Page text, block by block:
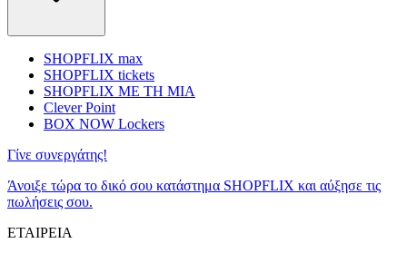
SHOPFLIX max
SHOPFLIX tickets
SHOPFLIX ΜΕ ΤΗ ΜΙΑ
Clever Point
BOX NOW Lockers
Γίνε συνεργάτης!
Άνοιξε τώρα το δικό σου κατάστημα SHOPFLIX και αύξησε τις
πωλήσεις σου.
ΕΤΑΙΡΕΙΑ